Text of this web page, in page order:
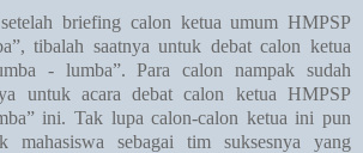
briefing calon ketua umum HMPSP
tibalah saatnya untuk debat calon ketua
- lumba”. Para calon nampak sudah
untuk acara debat calon ketua HMPSP
ini. Tak lupa calon-calon ketua ini pun
mahasiswa sebagai tim suksesnya yang